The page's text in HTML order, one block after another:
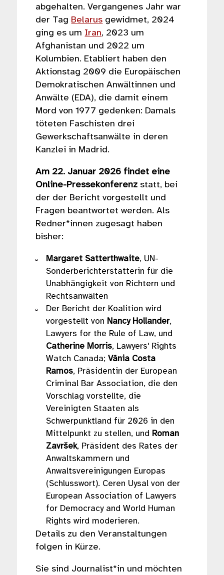
abgehalten. Vergangenes Jahr war
der Tag Belarus gewidmet, 2024
ging es um Iran, 2023 um
Afghanistan und 2022 um
Kolumbien. Etabliert haben den
Aktionstag 2009 die Europäischen
Demokratischen Anwältinnen und
Anwälte (EDA), die damit einem
Mord von 1977 gedenken: Damals
töteten Faschisten drei
Gewerkschaftsanwälte in deren
Kanzlei in Madrid.
Am 22. Januar 2026 findet eine
Online-Pressekonferenz statt, bei
der der Bericht vorgestellt und
Fragen beantwortet werden. Als
Redner*innen zugesagt haben
bisher:
Margaret Satterthwaite, UN-
Sonderberichterstatterin für die
Unabhängigkeit von Richtern und
Rechtsanwälten
Der Bericht der Koalition wird
vorgestellt von Nancy Hollander,
Lawyers for the Rule of Law, und
Catherine Morris, Lawyers' Rights
Watch Canada;Vânia Costa
Ramos, Präsidentin der European
Criminal Bar Association, die den
Vorschlag vorstellte, die
Vereinigten Staaten als
Schwerpunktland für 2026 in den
Mittelpunkt zu stellen, und Roman
Završek, Präsident des Rates der
Anwaltskammern und
Anwaltsvereinigungen Europas
(Schlusswort). Ceren Uysal von der
European Association of Lawyers
for Democracy and World Human
Rights wird moderieren.
Details zu den Veranstaltungen
folgen in Kürze.
Sie sind Journalist*in und möchten